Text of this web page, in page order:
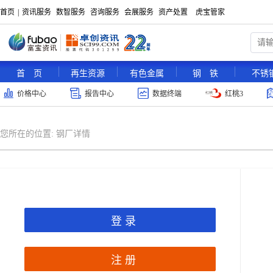
首页 资讯服务 数智服务 咨询服务 会展服务 资产处置 虎宝管家
首 页 再生资源 有色金属 钢 铁 不锈
价格中心 报告中心 数据终端 红桃3
您所在的位置: 钢厂详情